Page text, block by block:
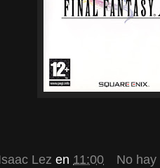
Lez en 11:00 No